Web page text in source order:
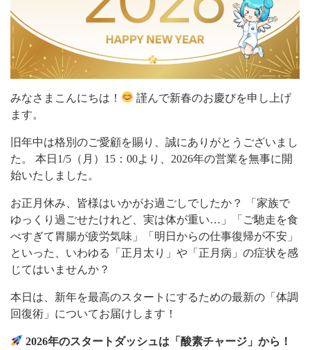
みなさまこんにちは！
謹んで新春のお慶びを申し上げ
ます。
旧年中は格別のご愛顧を賜り、誠にありがとうございまし
た。 本日1/5（月）15：00より、2026年の営業を無事に開
始いたしました。
お正月休み、皆様はいかがお過ごしでしたか？ 「家族で
ゆっくり過ごせたけれど、実は体が重い…」「ご馳走を食
べすぎて胃腸が疲労気味」「明日からの仕事復帰が不安」
といった、いわゆる「正月太り」や「正月病」の症状を感
じてはいませんか？
本日は、新年を最高のスタートにするための最新の「体調
回復術」についてお届けします！
2026年のスタートダッシュは「酸素チャージ」から！